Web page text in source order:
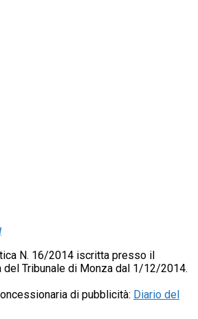
N. 16/2014 iscritta presso il
del Tribunale di Monza dal 1/12/2014.
di pubblicità: Diario del